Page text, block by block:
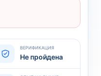
ВЕРИФИКАЦИЯ
Не пройдена